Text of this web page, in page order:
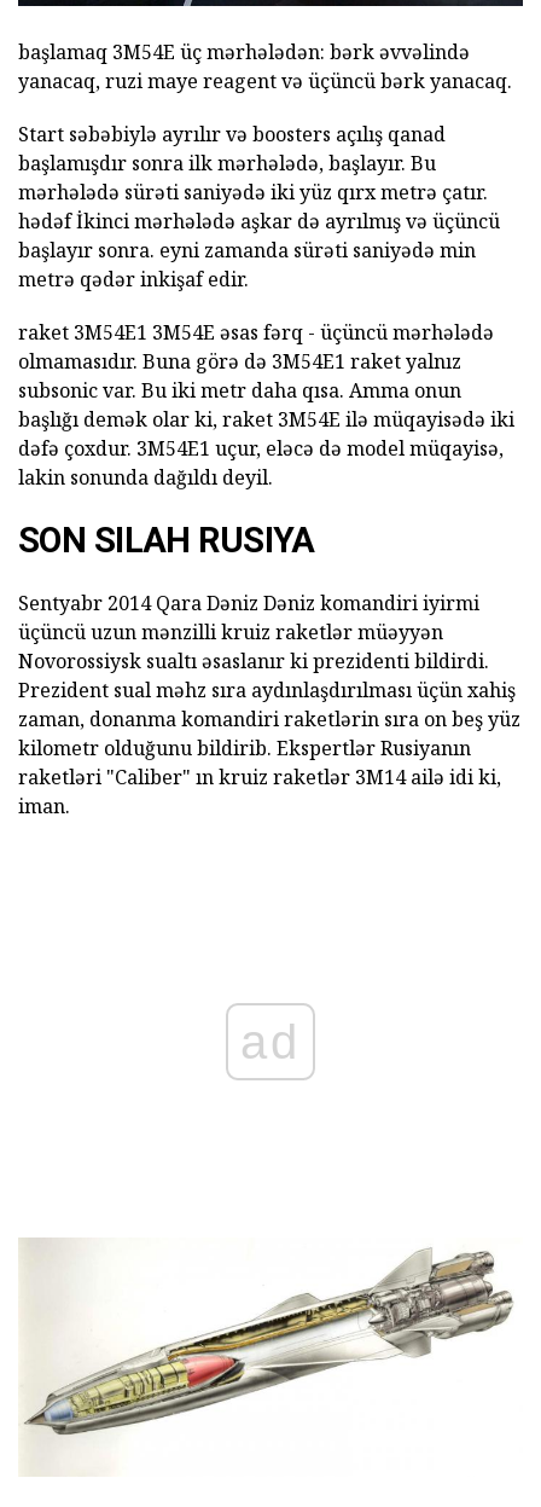
başlamaq 3M54E üç mərhələdən: bərk əvvəlində
yanacaq, ruzi maye reagent və üçüncü bərk yanacaq.
Start səbəbiylə ayrılır və boosters açılış qanad
başlamışdır sonra ilk mərhələdə, başlayır. Bu
mərhələdə sürəti saniyədə iki yüz qırx metrə çatır.
hədəf İkinci mərhələdə aşkar də ayrılmış və üçüncü
başlayır sonra. eyni zamanda sürəti saniyədə min
metrə qədər inkişaf edir.
raket 3M54E1 3M54E əsas fərq - üçüncü mərhələdə
olmamasıdır. Buna görə də 3M54E1 raket yalnız
subsonic var. Bu iki metr daha qısa. Amma onun
başlığı demək olar ki, raket 3M54E ilə müqayisədə iki
dəfə çoxdur. 3M54E1 uçur, eləcə də model müqayisə,
lakin sonunda dağıldı deyil.
SON SILAH RUSIYA
Sentyabr 2014 Qara Dəniz Dəniz komandiri iyirmi
üçüncü uzun mənzilli kruiz raketlər müəyyən
Novorossiysk sualtı əsaslanır ki prezidenti bildirdi.
Prezident sual məhz sıra aydınlaşdırılması üçün xahiş
zaman, donanma komandiri raketlərin sıra on beş yüz
kilometr olduğunu bildirib. Ekspertlər Rusiyanın
raketləri "Caliber" ın kruiz raketlər 3M14 ailə idi ki,
iman.
ad